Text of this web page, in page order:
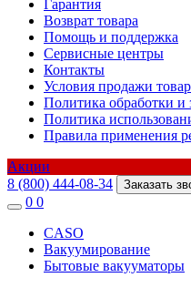
Гарантия
Возврат товара
Помощь и поддержка
Сервисные центры
Контакты
Условия продажи
Политика обработки
Политика
Правила применения
Акции
8 (800) 444-08-34
Заказать
0 0
CASO
Вакуумирование
Бытовые вакууматоры